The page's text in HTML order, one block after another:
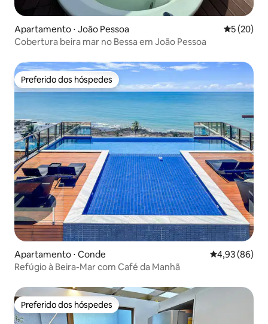
Apartamento ⋅ João Pessoa 5 de uma
5 (20)
Cobertura beira mar no Bessa em João Pessoa
Preferido dos hóspedes
Preferido dos hóspedes
Apartamento ⋅ Conde 4,93 de uma
4,93 (86)
Refúgio à Beira-Mar com Café da Manhã
Preferido dos hóspedes
Preferido dos hóspedes